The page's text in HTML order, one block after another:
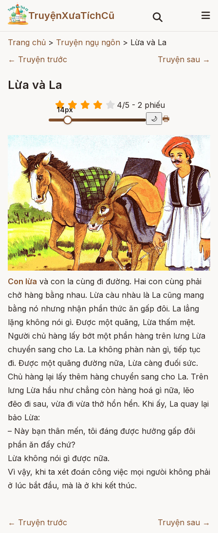
TruyệnXưaTíchCũ
Trang chủ > Truyện ngụ ngôn > Lừa và La
← Truyện trước
Truyện sau →
Lừa và La
4/5 - 2phiếu
14px
🌙 🖶
Con lừa và con la cùng đi đường. Hai con cùng phải
chở hàng bằng nhau. Lừa càu nhàu là La cũng mang
bằng nó nhưng nhận phần thức ăn gấp đôi. La lẳng
lặng không nói gì. Được một quãng, Lừa thấm mệt.
Người chủ hàng lấy bớt một phần hàng trên lưng Lừa
chuyển sang cho La. La không phàn nàn gì, tiếp tục
đi. Được một quãng đường nữa, Lừa càng đuối sức.
Chủ hàng lại lấy thêm hàng chuyển sang cho La. Trên
lưng Lừa hầu như chẳng còn hàng hoá gì nữa, lẽo
đẽo đi sau, vừa đi vừa thở hổn hển. Khi ấy, La quay lại
bảo Lừa:
– Này bạn thân mến, tôi đáng được hưởng gấp đôi
phần ăn đấy chứ?
Lừa không nói gì được nữa.
Vì vậy, khi ta xét đoán công việc mọi ngưòi không phải
ở lúc bắt đầu, mà là ở khi kết thúc.
← Truyện trước Truyện sau →